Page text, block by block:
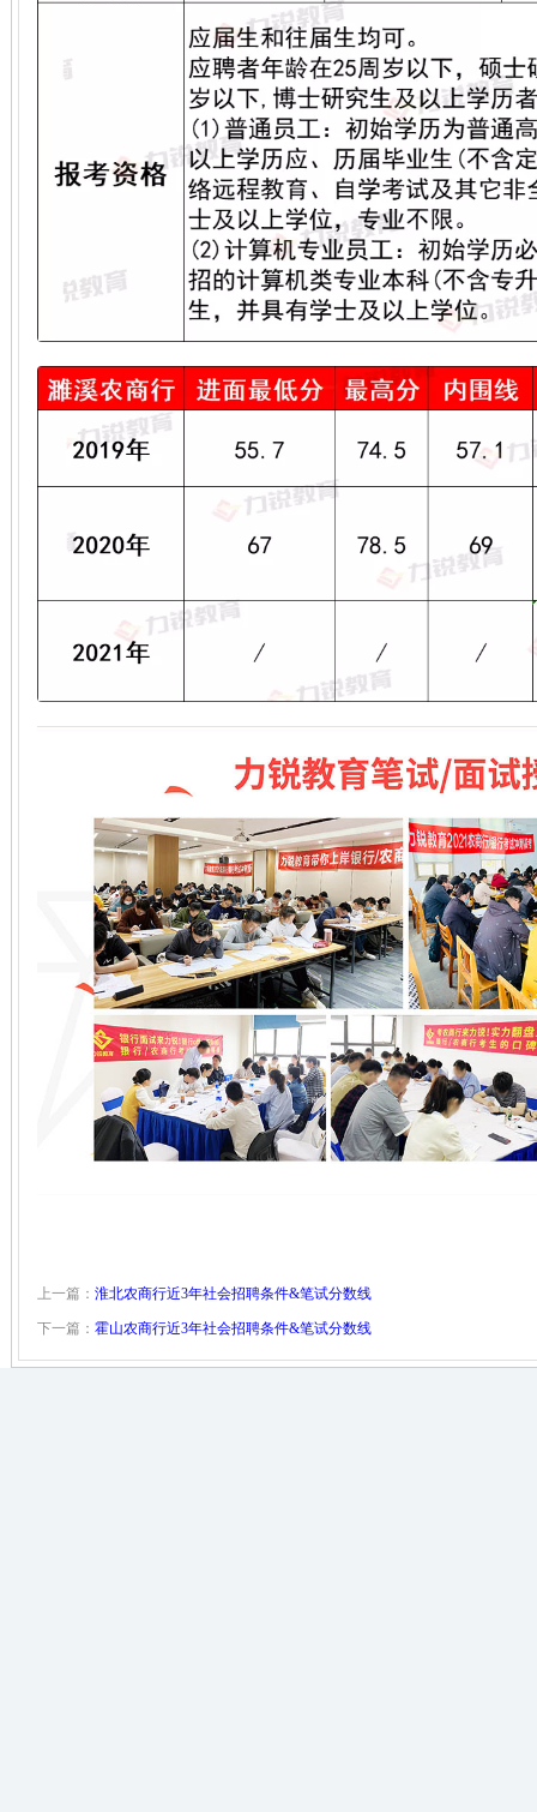
上一篇： 淮北农商行近3年社会招聘条件&笔试分数线
下一篇： 霍山农商行近3年社会招聘条件&笔试分数线